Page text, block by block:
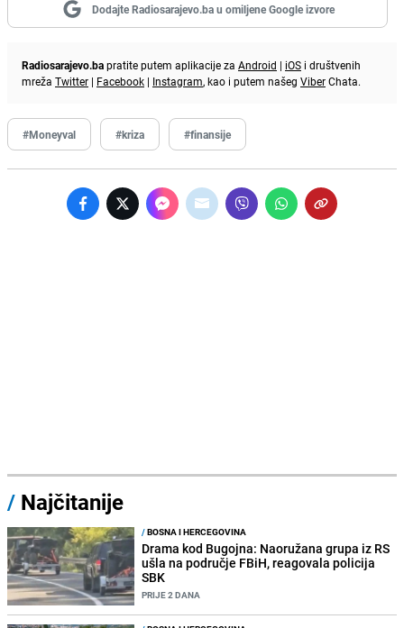
Dodajte Radiosarajevo.ba u omiljene Google izvore
Radiosarajevo.bapratite putem aplikacije za Android | iOS i društvenih
mreža Twitter | Facebook | Instagram, kao i putem našeg ViberChata.
#Moneyval #kriza #finansije
/ Najčitanije
/BOSNA I HERCEGOVINA
Drama kod Bugojna: Naoružana grupa iz RS
ušla na područje FBiH, reagovala policija
SBK
PRIJE 2 DANA